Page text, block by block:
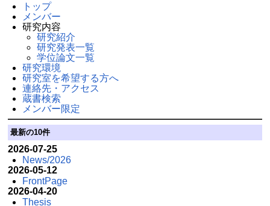
トップ
メンバー
研究内容
研究紹介
研究発表一覧
学位論文一覧
研究環境
研究室を希望する方へ
連絡先・アクセス
蔵書検索
メンバー限定
最新の10件
2026-07-25
News/2026
2026-05-12
FrontPage
2026-04-20
Thesis